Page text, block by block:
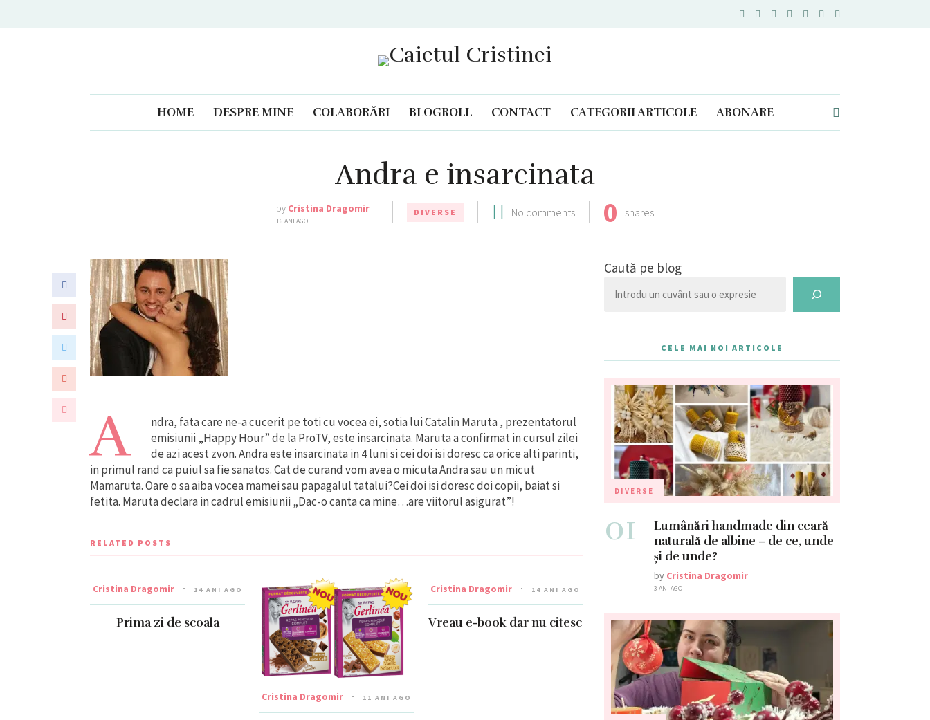
Caietul Cristinei
HOME DESPRE MINE COLABORĂRI BLOGROLL CONTACT CATEGORII ARTICOLE ABONARE
Andra e insarcinata
by Cristina Dragomir
16 ANI AGO
DIVERSE No comments 0 shares
A
ndra, fata care ne-a cucerit pe toti cu vocea ei, sotia lui Catalin Maruta , prezentatorul
emisiunii „Happy Hour” de la ProTV, este insarcinata. Maruta a confirmat in cursul zilei
de azi acest zvon. Andra este insarcinata in 4 luni si cei doi isi doresc ca orice alti parinti,
in primul rand ca puiul sa fie sanatos. Cat de curand vom avea o micuta Andra sau un micut
Mamaruta. Oare o sa aiba vocea mamei sau papagalul tatalui?Cei doi isi doresc doi copii, baiat si
fetita. Maruta declara in cadrul emisiunii „Dac-o canta ca mine…are viitorul asigurat”!
RELATED POSTS
Cristina Dragomir 14 ANI AGO
Prima zi de scoala
Cristina Dragomir 11 ANI AGO
Cristina Dragomir 14 ANI AGO
Vreau e-book dar nu citesc
Caută pe blog
CELE MAI NOI ARTICOLE
DIVERSE
01
Lumânări handmade din ceară
naturală de albine – de ce, unde
și de unde?
by Cristina Dragomir
3 ANI AGO